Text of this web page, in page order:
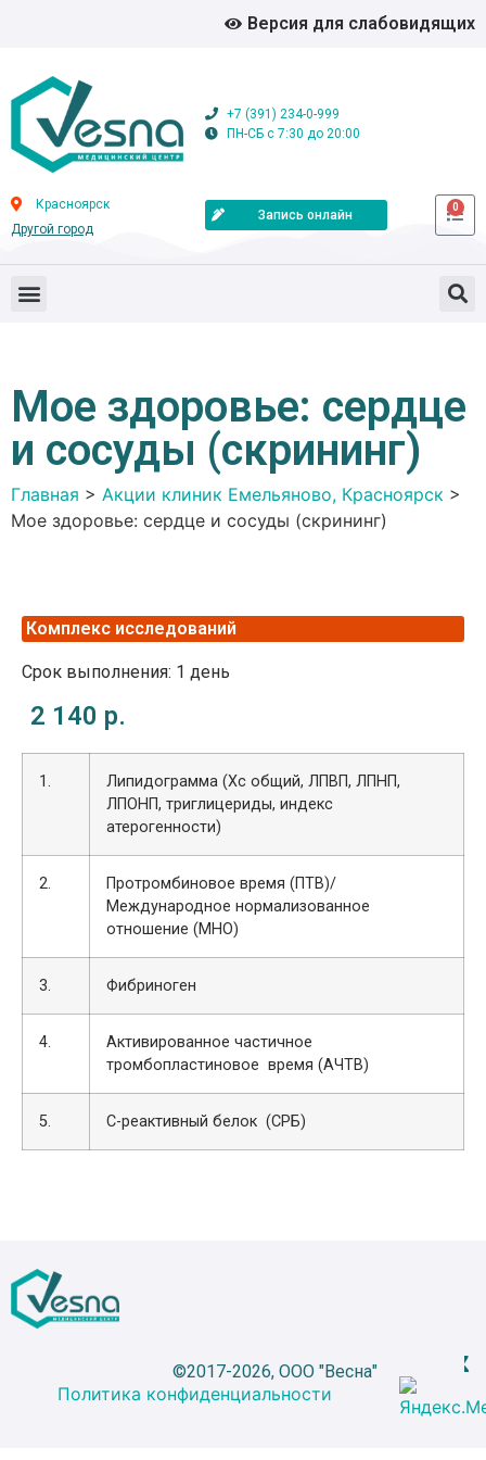
Версия для слабовидящих
+7 (391) 234-0-999
ПН-СБ с 7:30 до 20:00
Красноярск
Другой город
Запись онлайн
0
Мое здоровье: сердце
и сосуды (скрининг)
Главная > Акции клиник Емельяново, Красноярск >
Мое здоровье: сердце и сосуды (скрининг)
Комплекс исследований
Срок выполнения: 1 день
2 140 р.
1.
Липидограмма (Хс общий, ЛПВП, ЛПНП,
ЛПОНП, триглицериды, индекс
атерогенности)
2.
Протромбиновое время (ПТВ)/
Международное нормализованное
отношение (МНО)
3. Фибриноген
4.
Активированное частичное
тромбопластиновое время (АЧТВ)
5. С-реактивный белок (СРБ)
©2017-2026, ООО "Весна"
Политика конфиденциальности